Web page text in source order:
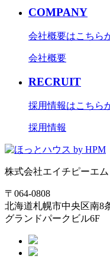
COMPANY
会社概要はこちら
会社概要
RECRUIT
採用情報はこちら
採用情報
株式会社エイチピーエム
〒064-0808
北海道札幌市中央区南8
グランドパークビル6F